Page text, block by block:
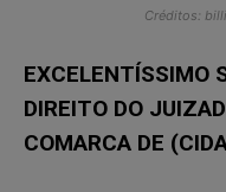
Créditos:
EXCELENTÍSSIMO
DIREITO DO
COMARCA DE